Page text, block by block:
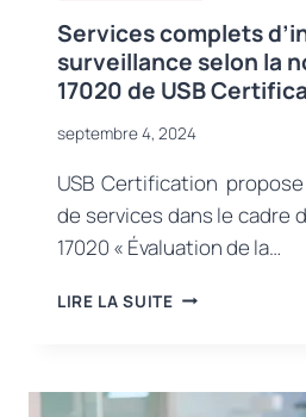
Services complets
surveillance selon la
17020 de USB
septembre 4, 2024
USB Certification
de services dans le cadre
17020 « Évaluation de la…
LIRE LA SUITESERVICES
DE